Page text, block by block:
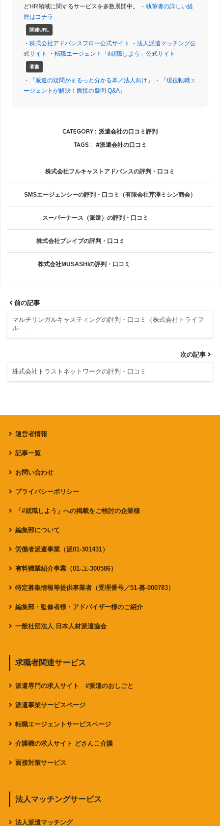
どHR領域に関するサービスを多数展開中。 ・ 執筆者の詳しい経
歴はコチラ
関連URL
・ 株式会社アドバンスフロー公式サイト ・ 法人派遣マッチング公
式サイト
・ 転職エージェント「♯就職しよう」公式サイト
著書
・ 『派遣の疑問がまるっと分かる本／法人向け』 ・
『現役転職エ
ージェントが解決！面接の疑問 Q&A』
CATEGORY : 派遣会社の口コミ評判
TAGS :
派遣会社の口コミ
株式会社フルキャストアドバンスの評判・口コミ
SMSエージェンシーの評判・口コミ（有限会社芹澤ミシン商会）
スーパーナース（派遣）の評判・口コミ
株式会社ブレイブの評判・口コミ
株式会社MUSASHIの評判・口コミ
前の記事
マルチリンガルキャスティングの評判・口コミ（株式会社トライフ
ル…
次の記事
株式会社トラストネットワークの評判・口コミ
運営者情報
記事一覧
お問い合わせ
プライバシーポリシー
「#就職しよう」への掲載をご検討の企業様
編集部について
労働者派遣事業（派01-301431）
有料職業紹介事業（01-ユ-300586）
特定募集情報等提供事業者（受理番号／51-募-000783）
編集部・監修者様・アドバイザー様のご紹介
一般社団法人 日本人材派遣協会
求職者関連サービス
派遣専門の求人サイト #派遣のおしごと
派遣事業サービスページ
転職エージェントサービスページ
介護職の求人サイト どさんこ介護
面接対策サービス
法人マッチングサービス
法人派遣マッチング